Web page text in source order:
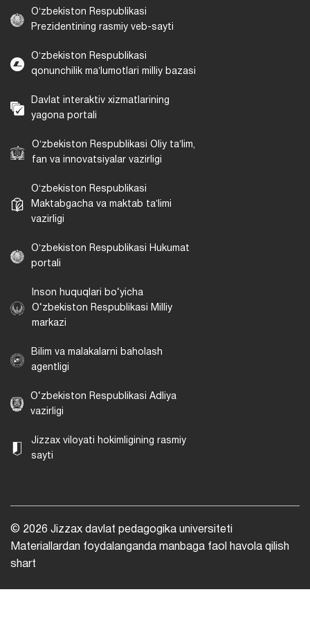
Oʻzbekiston Respublikasi
Prezidentining rasmiy veb-sayti
Oʻzbekiston Respublikasi
qonunchilik maʼlumotlari milliy bazasi
Davlat interaktiv xizmatlarining
yagona portali
Oʻzbekiston Respublikasi Oliy taʼlim,
fan va innovatsiyalar vazirligi
Oʻzbekiston Respublikasi
Maktabgacha va maktab taʼlimi
vazirligi
Oʻzbekiston Respublikasi Hukumat
portali
Inson huquqlari bo‘yicha
O‘zbekiston Respublikasi Milliy
markazi
Bilim va malakalarni baholash
agentligi
O‘zbekiston Respublikasi Adliya
vazirligi
Jizzax viloyati hokimligining rasmiy
sayti
© 2026 Jizzax davlat pedagogika universiteti
Materiallardan foydalanganda manbaga faol havola qilish
shart